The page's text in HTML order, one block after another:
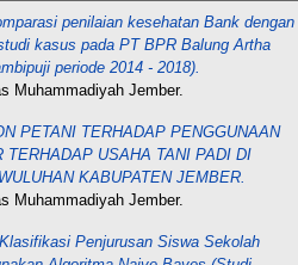
penilaian kesehatan Bank dengan
kasus pada PT BPR Balung Artha
periode 2014 - 2018).
Muhammadiyah Jember.
PETANI TERHADAP PENGGUNAAN
USAHA TANI PADI DI
KABUPATEN JEMBER.
Muhammadiyah Jember.
Klasifikasi Penjurusan Siswa Sekolah